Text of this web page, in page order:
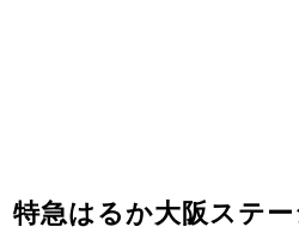
特急はるか大阪ステ